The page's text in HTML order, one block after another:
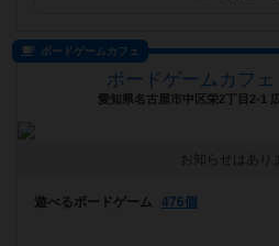
ボードゲームカフェ
ボードゲームカフ
愛知県名古屋市中区栄2丁目2-1
お知らせはあり
遊べるボードゲーム 476個